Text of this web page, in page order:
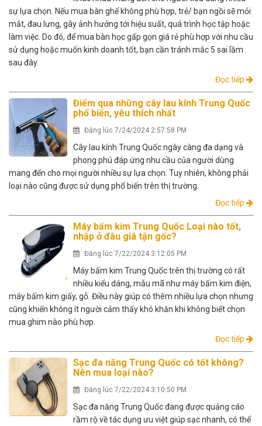
sự lựa chọn. Nếu mua bàn ghế không phù hợp, trẻ/ bạn ngồi sẽ mỏi
mắt, đau lưng, gây ảnh hưởng tới hiệu suất, quá trình học tập hoặc
làm việc. Do đó, để mua bàn học gấp gọn giá rẻ phù hợp với nhu cầu
sử dụng hoặc muốn kinh doanh tốt, bạn cần tránh mắc 5 sai lầm
sau đây.
Đọc tiếp
Điểm qua những cây lau kính Trung Quốc
phổ biến, yêu thích nhất
Đăng lúc 7/24/2024 2:57:58 PM
Cây lau kính Trung Quốc ngày càng đa dạng và
phong phú đáp ứng nhu cầu của người dùng
mang đến cho mọi người nhiều sự lựa chọn. Tuy nhiên, không phải
loại nào cũng được sử dụng phổ biến trên thị trường.
Đọc tiếp
Máy bấm kim Trung Quốc Loại nào tốt,
nhập ở đâu giá tận gốc?
Đăng lúc 7/22/2024 3:12:05 PM
Máy bấm kim Trung Quốc trên thị trường có rất
nhiều kiểu dáng, mẫu mã như máy bấm kim điện,
máy bấm kim giấy, gỗ. Điều này giúp có thêm nhiều lựa chọn nhưng
cũng khiến không ít người cảm thấy khó khăn khi không biết chọn
mua ghim nào phù hợp.
Đọc tiếp
Sạc đa năng Trung Quốc có tốt không?
Nên mua loại nào?
Đăng lúc 7/22/2024 3:10:50 PM
Sạc đa năng Trung Quốc đang được quảng cáo
rầm rộ về tác dụng ưu việt giúp sạc nhanh, có thể